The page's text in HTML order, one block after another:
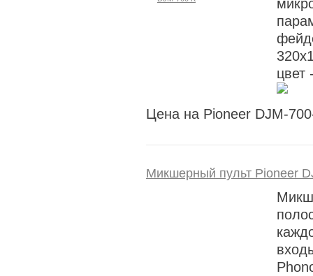
цвет
Цена на Pioneer DJM-
Микшерный пульт Pioneer